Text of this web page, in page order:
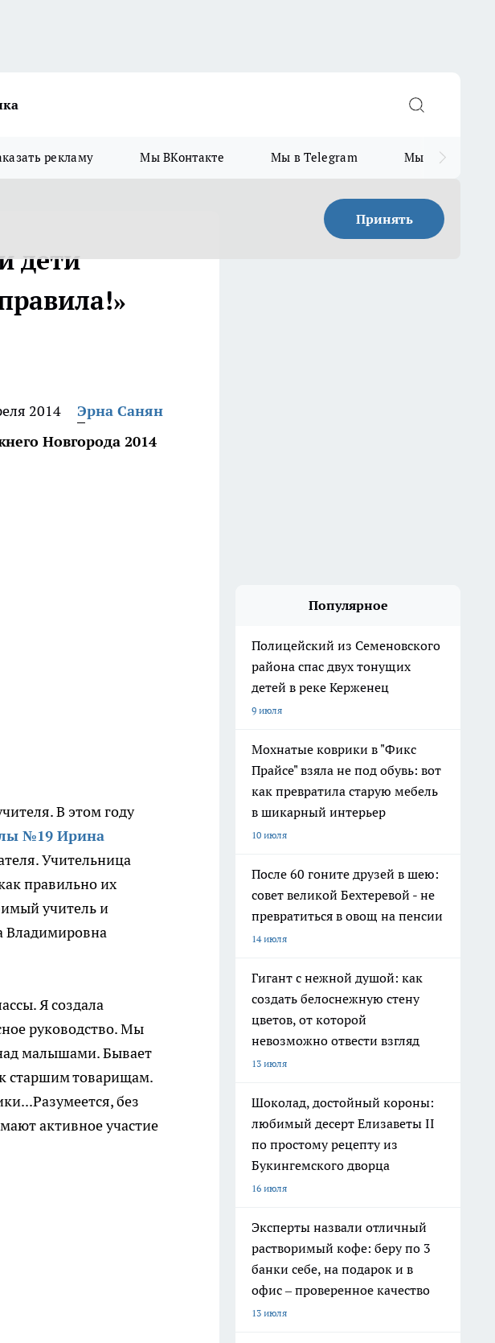
рекламу Мы ВКонтакте Мы в Telegram Мы в MAX
Принять
дети
2014
Эрна Санян
Новгорода 2014
В этом году
№19 Ирина
Учительница
правильно их
учитель и
Владимировна
Я создала
руководство. Мы
малышами. Бывает
старшим товарищам.
без
активное участие
Популярное
Полицейский из Семеновского
района спас двух тонущих
детей в реке Керженец
9 июля
Мохнатые коврики в "Фикс
Прайсе" взяла не под обувь: вот
как превратила старую мебель
в шикарный интерьер
10 июля
После 60 гоните друзей в шею:
совет великой Бехтеревой - не
превратиться в овощ на пенсии
14 июля
Гигант с нежной душой: как
создать белоснежную стену
цветов, от которой
невозможно отвести взгляд
13 июля
Шоколад, достойный короны:
любимый десерт Елизаветы II
по простому рецепту из
Букингемского дворца
16 июля
Эксперты назвали отличный
растворимый кофе: беру по 3
банки себе, на подарок и в
офис – проверенное качество
13 июля